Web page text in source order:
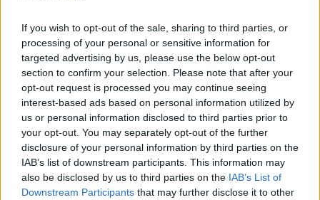
If you wish to opt-out of the sale, sharing to third parties, or
processing of your personal or sensitive information for
targeted advertising by us, please use the below opt-out
section to confirm your selection. Please note that after your
opt-out request is processed you may continue seeing
interest-based ads based on personal information utilized by
us or personal information disclosed to third parties prior to
your opt-out. You may separately opt-out of the further
disclosure of your personal information by third parties on the
IAB’s list of downstream participants. This information may
also be disclosed by us to third parties on the IAB’s List of
Downstream Participants that may further disclose it to other
Feliratkozom a hírlevélre és elfogadom az
adatvédelmi
szabályzatot!
FELIRATKOZÁS
LEGFRISSEBB
Országos hírek